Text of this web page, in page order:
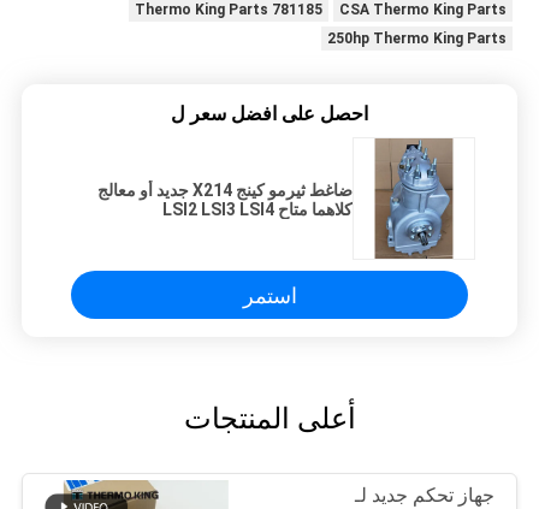
CSA Thermo King Parts
781185 Thermo King Parts
250hp Thermo King Parts
احصل على افضل سعر ل
ضاغط ثيرمو كينج X214 جديد أو معالج
كلاهما متاح LSI2 LSI3 LSI4
استمر
أعلى المنتجات
جهاز تحكم جديد لـ